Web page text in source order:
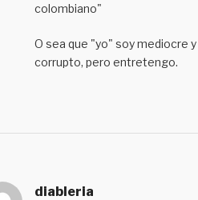
colombiano"
O sea que "yo" soy mediocre y
corrupto, pero entretengo.
diableria